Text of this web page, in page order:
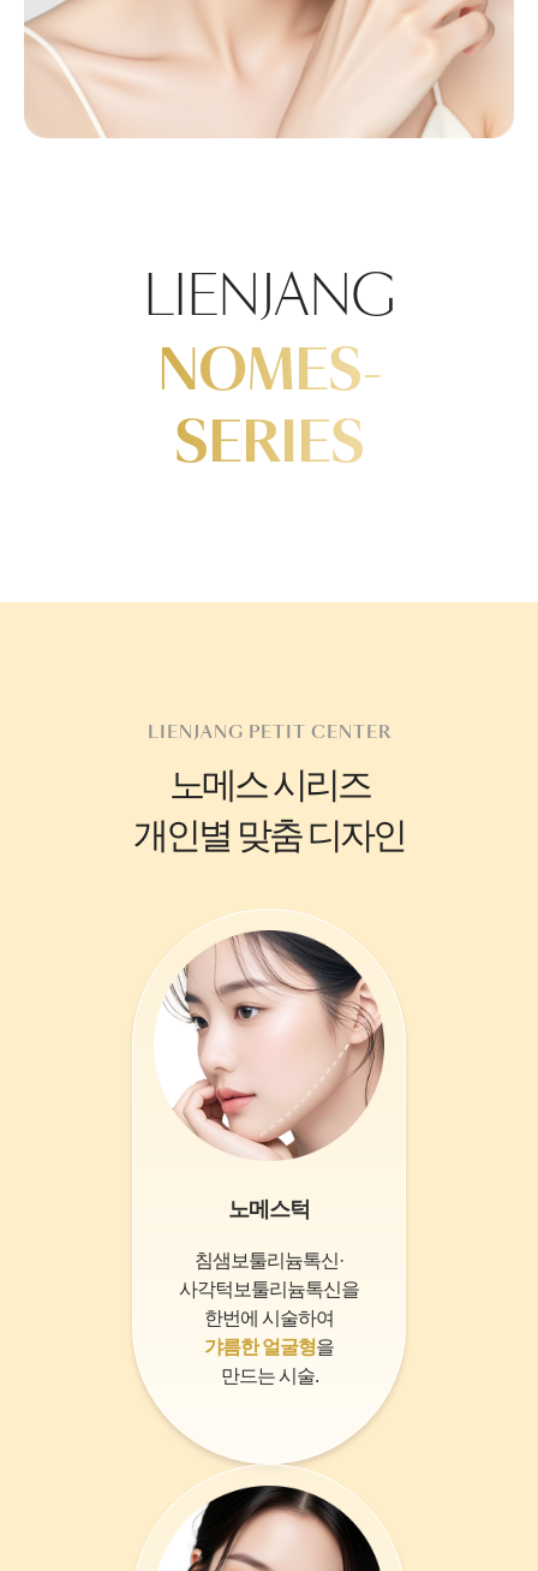
LIENJANG
NOMES-
SERIES
LIENJANG PETIT CENTER
노메스 시리즈
개인별 맞춤 디자인
노메스턱
침샘보툴리늄톡신·
사각턱보툴리늄톡신을
한번에 시술하여
갸름한 얼굴형을
만드는 시술.